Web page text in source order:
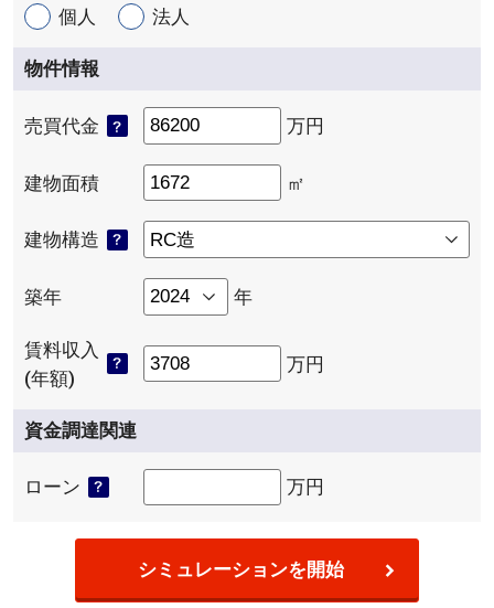
個人 法人
物件情報
売買代金 万円
建物面積 ㎡
建物構造
築年 年
賃料収入
(年額)
万円
資金調達関連
ローン 万円
シミュレーションを開始